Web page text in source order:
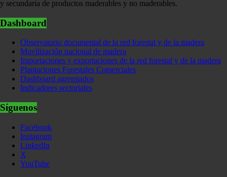
y secundaria de productos maderables y no maderables.
Dashboard
Observatorio documental de la red forestal y de la madera
Movilización nacional de madera
Importaciones y exportaciones de la red forestal y de la madera
Plantaciones Forestales Comerciales
Dashboard agremiados
Indicadores sectoriales
Síguenos
Facebook
Instagram
LinkedIn
X
YouTube